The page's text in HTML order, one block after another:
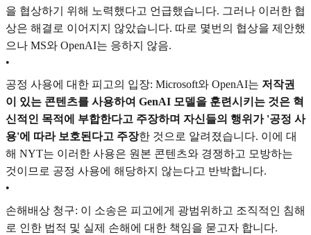
을 협상하기 위해 노력했다고 언급했습니다. 그러나 이러한 협
상은 해결로 이어지지 않았습니다. 따로 몇번의 협상을 제안했
으나 MS와 OpenAI는 응하지 않음.
•
공정 사용에 대한 피고의 입장: Microsoft와 OpenAI는 저작권
이 있는 콘텐츠를 사용하여 GenAI 모델을 훈련시키는 것은 혁
신적인 목적에 부합한다고 주장하며 자신들의 행위가 '공정 사
용'에 따라 보호된다고 주장한 것으로 알려졌습니다. 이에 대
해 NYT는 이러한 사용은 원본 콘텐츠와 경쟁하고 모방하는
것이므로 공정 사용에 해당하지 않는다고 반박합니다.
•
손해배상 청구: 이 소송은 피고에게 광범위하고 조직적인 침해
로 인한 법적 및 실제 손해에 대한 책임을 묻고자 합니다.